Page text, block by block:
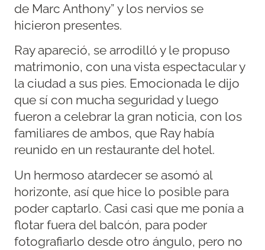
de Marc Anthony” y los nervios se
hicieron presentes.
Ray apareció, se arrodilló y le propuso
matrimonio, con una vista espectacular y
la ciudad a sus pies. Emocionada le dijo
que sí con mucha seguridad y luego
fueron a celebrar la gran noticia, con los
familiares de ambos, que Ray había
reunido en un restaurante del hotel.
Un hermoso atardecer se asomó al
horizonte, así que hice lo posible para
poder captarlo. Casi casi que me ponía a
flotar fuera del balcón, para poder
fotografiarlo desde otro ángulo, pero no